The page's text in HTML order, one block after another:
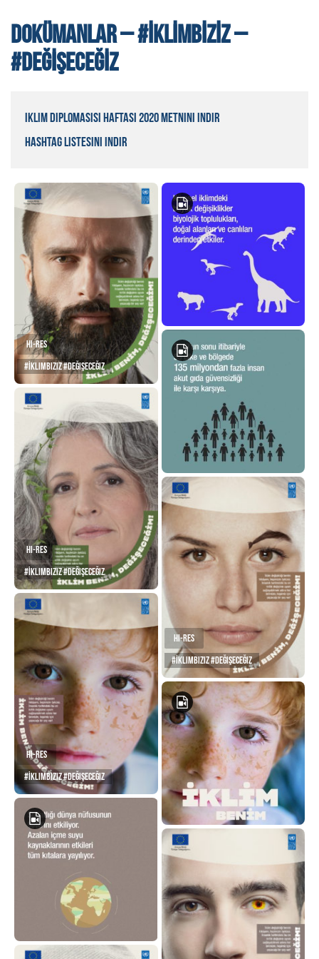
DOKÜMANLAR – #İKLIMBIZIZ –
#DEĞIŞECEĞIZ
iklim Diplomasisi Haftası 2020 Metnini indir
Hashtag Listesini indir
Hi-Res
#İklimBiziz #Değişeceğiz
Hi-Res
#İklimBiziz #Değişeceğiz
Hi-Res
#İklimBiziz #Değişeceğiz
Hi-Res
#İklimBiziz #Değişeceğiz